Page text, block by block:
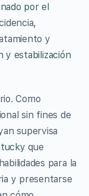
por el
y
y estabilización
Como
sin fines de
supervisa
que
para la
y presentarse